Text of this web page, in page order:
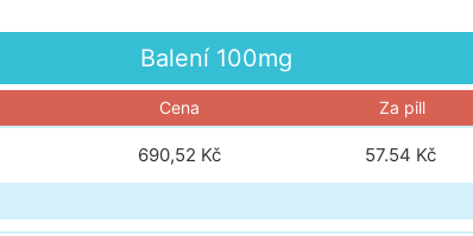
Balení 100mg
Cena Za pill
690,52 Kč 57.54 Kč